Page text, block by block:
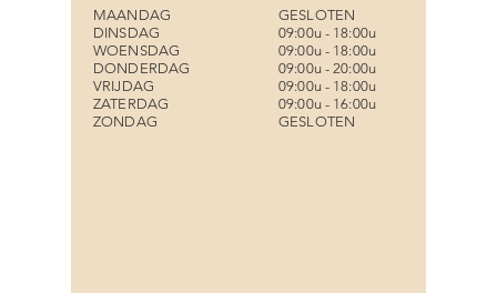
MAANDAG
DINSDAG
WOENSDAG
DONDERDAG
VRIJDAG
ZATERDAG
ZONDAG
GESLOTEN
09:00u - 18:00u
09:00u - 18:00u
09:00u - 20:00u
09:00u - 18:00u
09:00u - 16:00u
GESLOTEN